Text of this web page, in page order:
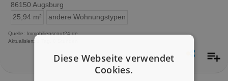
86150 Augsburg
25,94 m²
andere Wohnungstypen
Quelle: Immobilienscout24.de
Aktualisiert: 1 Tag, 0 Stunden
Diese Webseite verwendet
Cookies.